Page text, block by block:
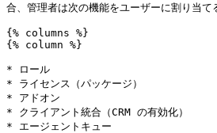
合、管理者は次の機能をユーザーに割り当て
{% columns %}
{% column %}
* ロール
* ライセンス（パッケージ）
* アドオン
* クライアント統合（CRM の有効化）
* エージェントキュー